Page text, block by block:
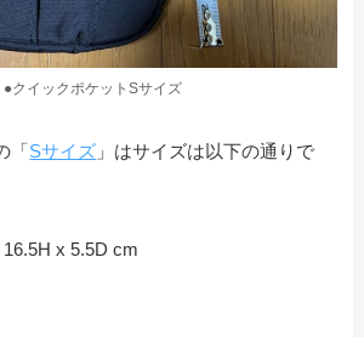
●クイックポケットSサイズ
「Sサイズ 」はサイズは以下の通りで
x 5.5D cm